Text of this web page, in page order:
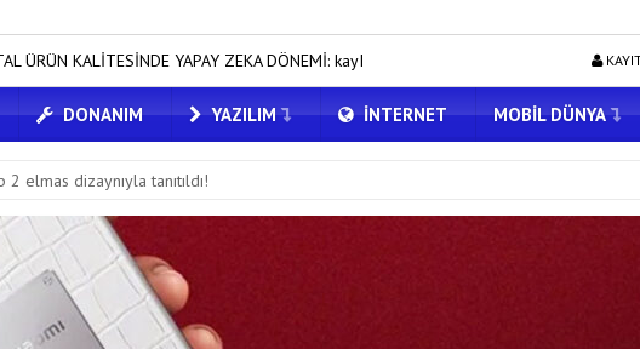
ZEKA DÖNEMİ: kayIQ.ai, 500 BİN DOLAR TOHUM YATIRIMLA HAYATA GEÇTİ
DONANIM YAZILIM İNTERNET MOBIL DÜNYA
elmas dizaynıyla tanıtıldı!